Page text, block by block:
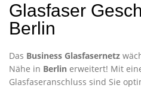
Glasfaser
Berlin
Das Business Glasfasernetz
Nähe in Berlin erweitert! Mit
Glasfaseranschluss sind Sie